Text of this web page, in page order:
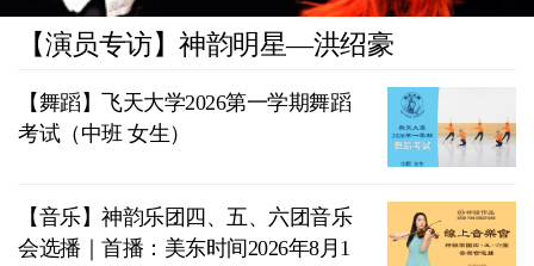
【演员专访】神韵明星—洪绍豪
【舞蹈】飞天大学2026第一学期舞蹈
考试（中班 女生）
【音乐】神韵乐团四、五、六团音乐
会选播｜首播：美东时间2026年8月1